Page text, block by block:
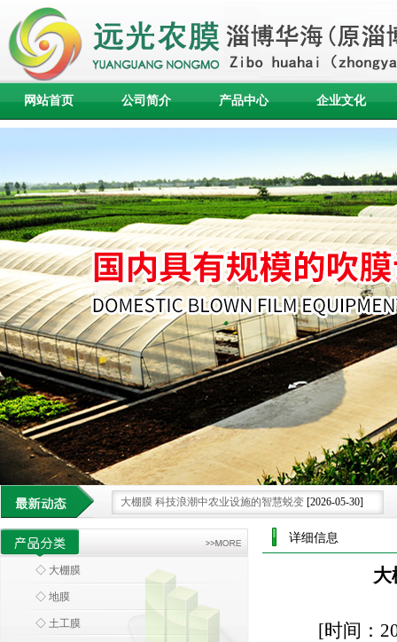
网站首页 公司简介 产品中心 企业文化
大棚膜 科技浪潮中农业设施的智慧蜕变 [2026-05-30]
环保大棚膜 引领农业走向绿色可持续新未来.
大棚膜 绿色革命下的农业可持续发展膜范[2026-07-15]
科技领航 大棚膜为农业发展注入创新膜力
借科技之力 大棚膜重塑现代农业种植新格局.
◇ 大棚膜
◇ 地膜
◇ 土工膜
详细信息
大
[时间：